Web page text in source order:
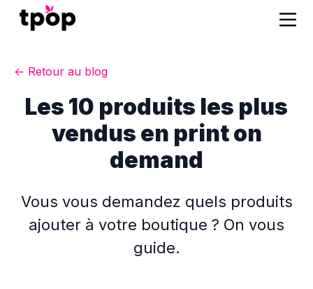
← Retour au blog
Les 10 produits les plus
vendus en print on
demand
Vous vous demandez quels produits
ajouter à votre boutique ? On vous
guide.